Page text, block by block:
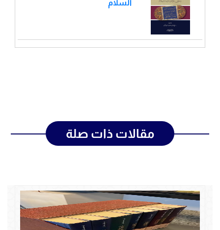
السلام
مقالات ذات صلة